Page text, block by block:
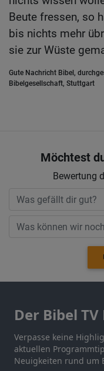
Beute fressen, so
bis nichts mehr
sie zur Wüste
Gute Nachricht Bibel,
Bibelgesellschaft, Stuttgart
Möchtest
Bewertung
Der Bibel
Verpasse keine
aktuellen
Neuigkeiten rund um